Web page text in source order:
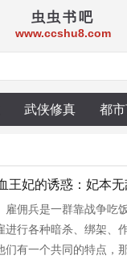
虫虫书吧
www.ccshu8.com
武侠修真 都
王妃的诱惑：妃本无
雇佣兵是一群靠战争吃
进行各种暗杀、绑架、
们有一个共同的特点，